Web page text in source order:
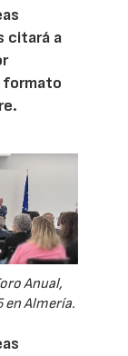
citará a
formato
Anual,
en Almería.